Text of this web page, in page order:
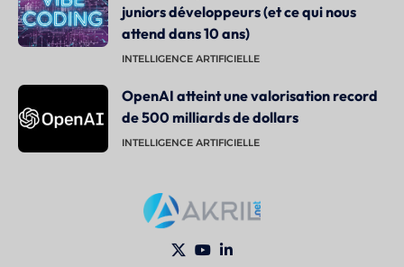
juniors développeurs (et ce qui nous
attend dans 10 ans)
INTELLIGENCE ARTIFICIELLE
OpenAI atteint une valorisation record
de 500 milliards de dollars
INTELLIGENCE ARTIFICIELLE